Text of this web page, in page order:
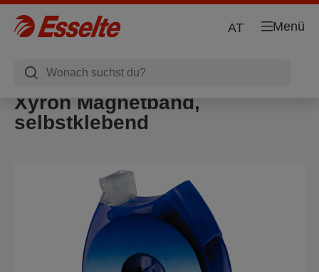
Menü
AT
Xyron Magnetband,
selbstklebend